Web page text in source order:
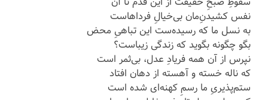
نفس کشیدنِ‌مان بی‌خیالِ فرداهاست
به نسل ما که رسیده‌ست این تباهیِ محض
بگو چگونه بگوید که زندگی زیباست؟
نپرس از آن همه فریادِ عدل، بی‌ثمر است
که ناله خسته و آهسته از دهان افتاد
ستم‌پذیریِ ما رسمِ کهنه‌ای شده است